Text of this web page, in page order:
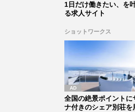
1日だけ働きたい、を
る求人サイト
ショットワークス
全国の絶景ポイントに
ナ付きのシェア別荘を